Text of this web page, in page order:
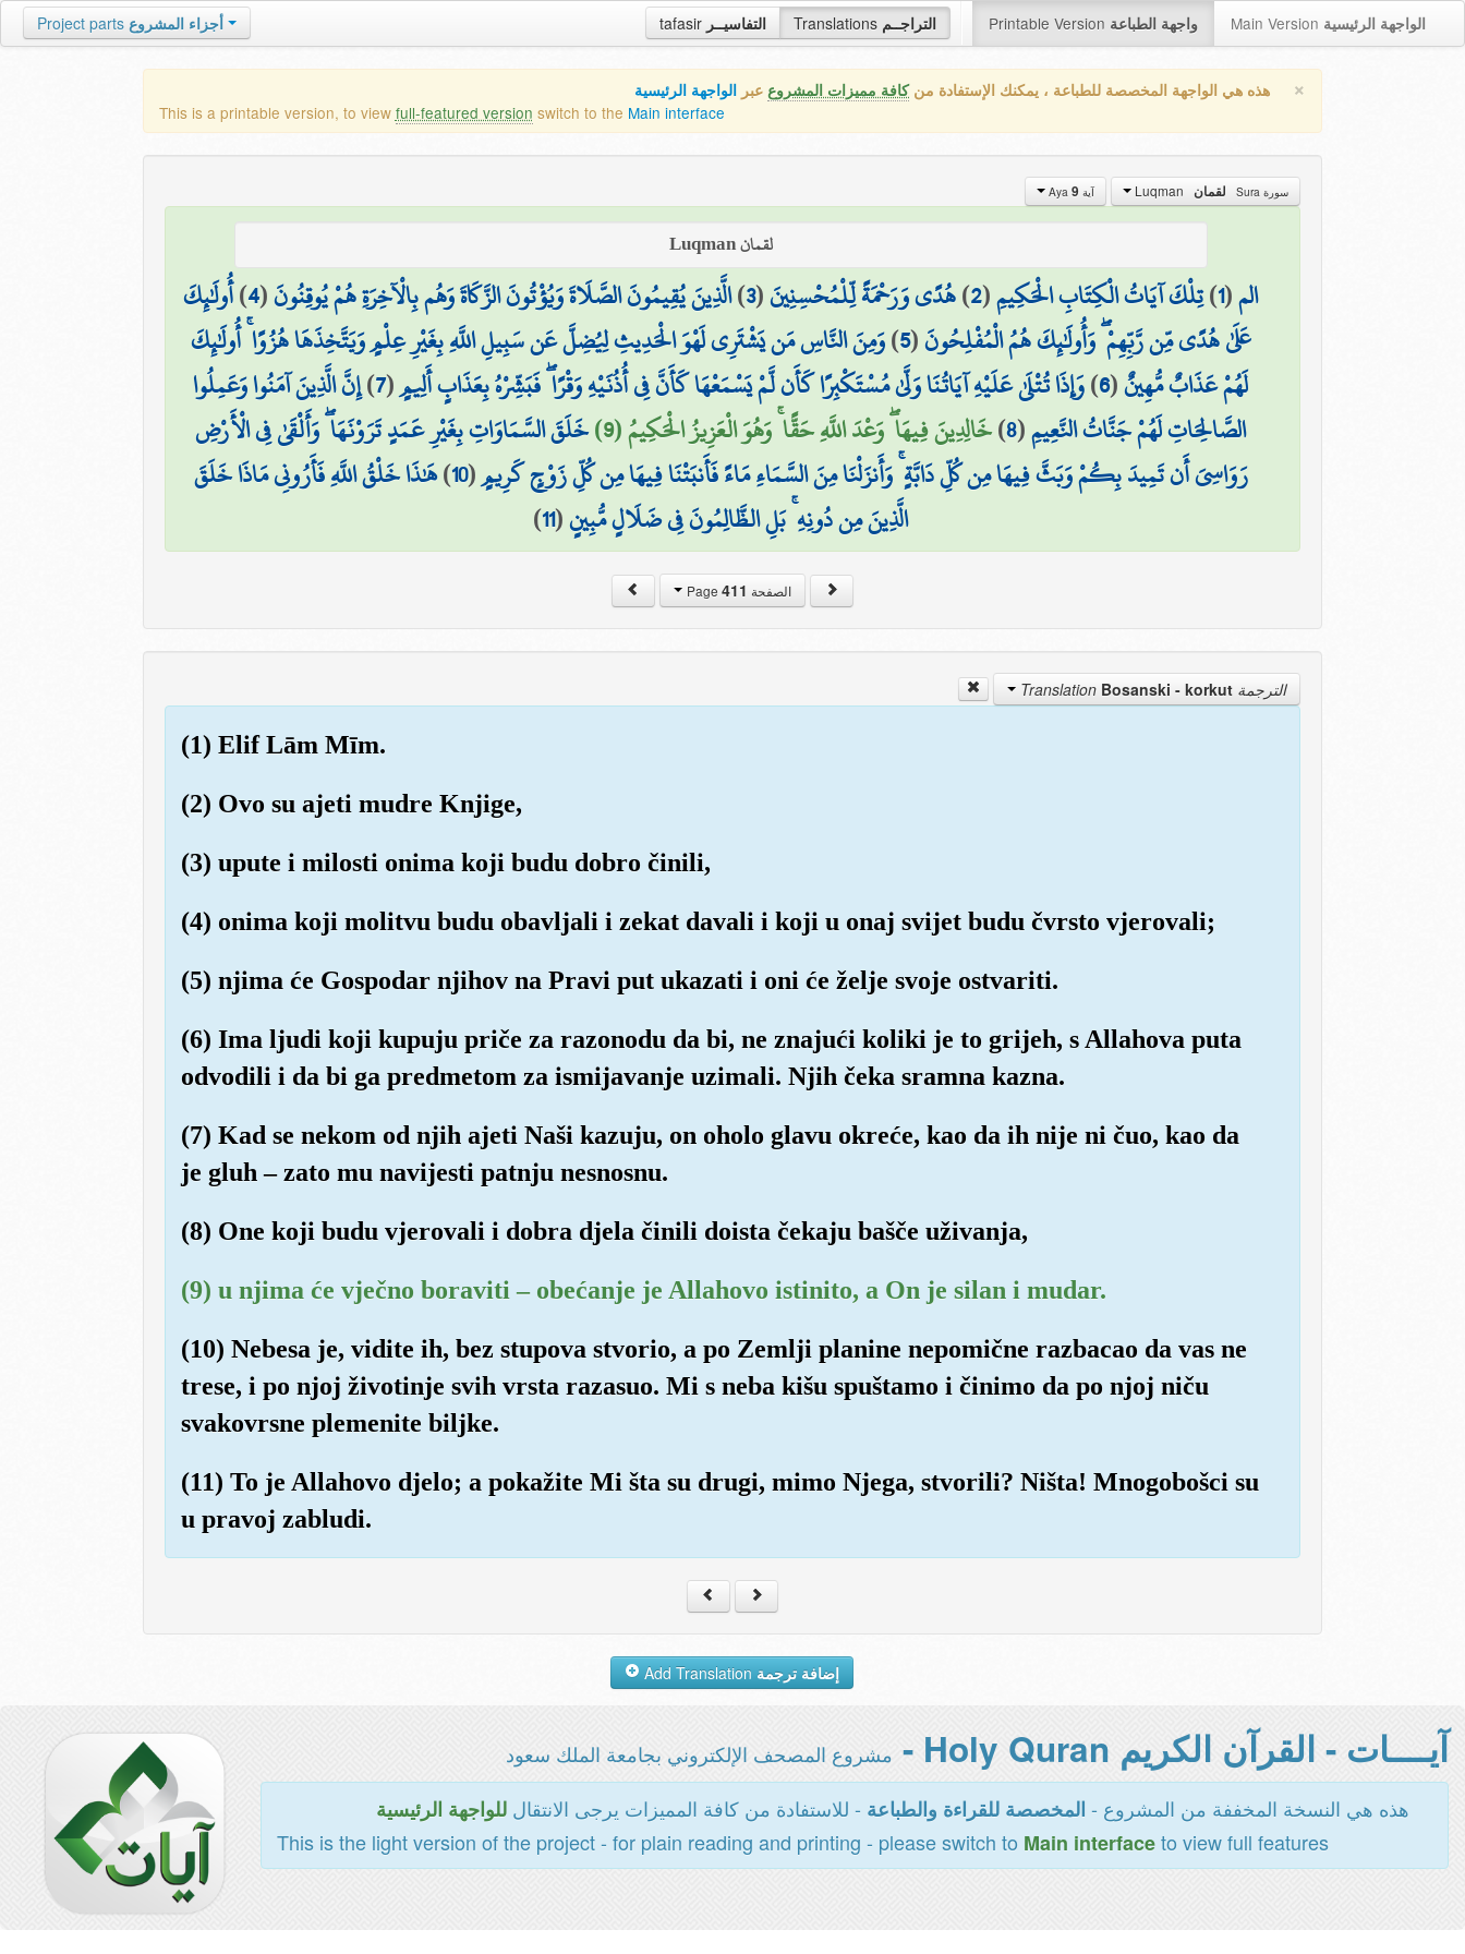
tafasir التفاسيــر Translations التراجــم Printable Version واجهة الطباعة Main Version الواجهة الرئيسية Project parts أجزاء المشروع
× هذه هي الواجهة المخصصة للطباعة ، يمكنك الإستفادة منكافة مميزات المشروع عبر الواجهة الرئيسية
This is a printable version, to view full-featured version switch to the Main interface
سورة Sura لقمان آية Aya 9
لقمان Luqman
الم(
1
)تِلْكَ آيَاتُ الْكِتَابِ الْحَكِيمِ(
2
)هُدًى وَرَحْمَةً لِّلْمُحْسِنِينَ(
3
)الَّذِينَ يُقِيمُونَ الصَّلَاةَ وَيُؤْتُونَ الزَّكَاةَ وَهُم بِالْآخِرَةِ هُمْ يُوقِنُونَ(
4
)أُولَٰئِكَ
عَلَىٰ هُدًى مِّن رَّبِّهِمْ ۖ وَأُولَٰئِكَ هُمُ الْمُفْلِحُونَ(
5
)وَمِنَ النَّاسِ مَن يَشْتَرِي لَهْوَ الْحَدِيثِ لِيُضِلَّ عَن سَبِيلِ اللَّهِ بِغَيْرِ عِلْمٍ وَيَتَّخِذَهَا هُزُوًا ۚ أُولَٰئِكَ
لَهُمْ عَذَابٌ مُّهِينٌ(
6
)وَإِذَا تُتْلَىٰ عَلَيْهِ آيَاتُنَا وَلَّىٰ مُسْتَكْبِرًا كَأَن لَّمْ يَسْمَعْهَا كَأَنَّ فِي أُذُنَيْهِ وَقْرًا ۖ فَبَشِّرْهُ بِعَذَابٍ أَلِيمٍ(
7
)إِنَّ الَّذِينَ آمَنُوا وَعَمِلُوا
الصَّالِحَاتِ لَهُمْ جَنَّاتُ النَّعِيمِ(
8
)خَالِدِينَ فِيهَا ۖ وَعْدَ اللَّهِ حَقًّا ۚ وَهُوَ الْعَزِيزُ الْحَكِيمُ (9) خَلَقَ السَّمَاوَاتِ بِغَيْرِ عَمَدٍ تَرَوْنَهَا ۖ وَأَلْقَىٰ فِي الْأَرْضِ
رَوَاسِيَ أَن تَمِيدَ بِكُمْ وَبَثَّ فِيهَا مِن كُلِّ دَابَّةٍ ۚ وَأَنزَلْنَا مِنَ السَّمَاءِ مَاءً فَأَنبَتْنَا فِيهَا مِن كُلِّ زَوْجٍ كَرِيمٍ(
10
)هَٰذَا خَلْقُ اللَّهِ فَأَرُونِي مَاذَا خَلَقَ
الَّذِينَ مِن دُونِهِ ۚ بَلِ الظَّالِمُونَ فِي ضَلَالٍ مُّبِينٍ(
11
)
الصفحة Page 411
الترجمة Translation Bosanski - korkut
(1) Elif Lām Mīm.
(2) Ovo su ajeti mudre Knjige,
(3) upute i milosti onima koji budu dobro činili,
(4) onima koji molitvu budu obavljali i zekat davali i koji u onaj svijet budu čvrsto vjerovali;
(5) njima će Gospodar njihov na Pravi put ukazati i oni će želje svoje ostvariti.
(6) Ima ljudi koji kupuju priče za razonodu da bi, ne znajući koliki je to grijeh, s Allahova puta
odvodili i da bi ga predmetom za ismijavanje uzimali. Njih čeka sramna kazna.
(7) Kad se nekom od njih ajeti Naši kazuju, on oholo glavu okreće, kao da ih nije ni čuo, kao da
je gluh – zato mu navijesti patnju nesnosnu.
(8) One koji budu vjerovali i dobra djela činili doista čekaju bašče uživanja,
(9) u njima će vječno boraviti – obećanje je Allahovo istinito, a On je silan i mudar.
(10) Nebesa je, vidite ih, bez stupova stvorio, a po Zemlji planine nepomične razbacao da vas ne
trese, i po njoj životinje svih vrsta razasuo. Mi s neba kišu spuštamo i činimo da po njoj niču
svakovrsne plemenite biljke.
(11) To je Allahovo djelo; a pokažite Mi šta su drugi, mimo Njega, stvorili? Ništa! Mnogobošci su
u pravoj zabludi.
إضافة ترجمة
آيــــات - القرآن الكريم Holy Quran - مشروع المصحف الإلكتروني بجامعة الملك سعود
هذه هي النسخة المخففة من المشروع - المخصصة للقراءة والطباعة - للاستفادة من كافة المميزات يرجى الانتقالللواجهة الرئيسية
This is the light version of the project - for plain reading and printing - please switch to Main interfaceto view full features